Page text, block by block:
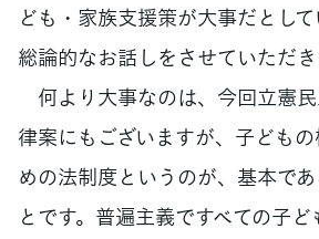
ども・家族支援策が大事だとし
総論的なお話しをさせていただき
何より大事なのは、今回立憲
律案にもございますが、子ども
めの法制度というのが、基本で
とです。普遍主義ですべての子